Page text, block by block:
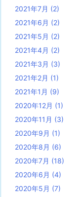
2021年7月 (2)
2021年6月 (2)
2021年5月 (2)
2021年4月 (2)
2021年3月 (3)
2021年2月 (1)
2021年1月 (9)
2020年12月 (1)
2020年11月 (3)
2020年9月 (1)
2020年8月 (6)
2020年7月 (18)
2020年6月 (4)
2020年5月 (7)